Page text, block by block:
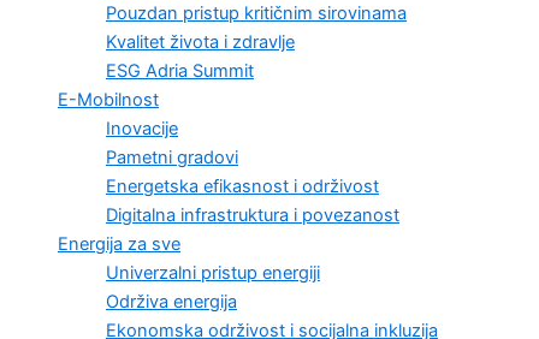
Pouzdan pristup kritičnim sirovinama
Kvalitet života i zdravlje
ESG Adria Summit
E-Mobilnost
Inovacije
Pametni gradovi
Energetska efikasnost i održivost
Digitalna infrastruktura i povezanost
Energija za sve
Univerzalni pristup energiji
Održiva energija
Ekonomska održivost i socijalna inkluzija